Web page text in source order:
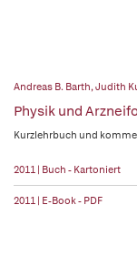
Andreas B. Barth,Judith
Physik und
Kurzlehrbuch und
2011 | Buch - Kartoniert
2011 | E-Book - PDF